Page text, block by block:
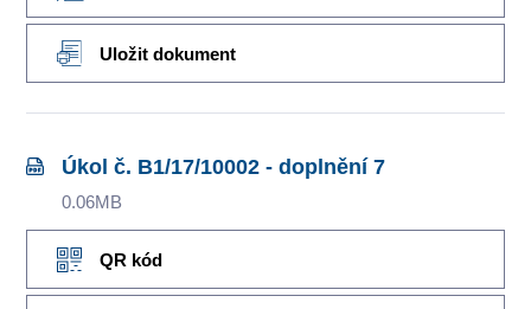
Uložit dokument
Úkol č. B1/17/10002 - doplnění 7
0.06MB
QR kód